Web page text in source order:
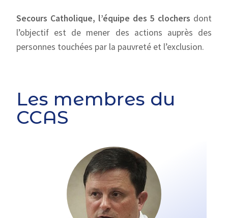
Secours Catholique, l’équipe des 5 clochers dont
l’objectif est de mener des actions auprès des
personnes touchées par la pauvreté et l’exclusion.
Les membres du
CCAS